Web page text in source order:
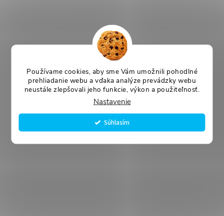
Používame cookies, aby sme Vám umožnili pohodlné
prehliadanie webu a vďaka analýze prevádzky webu
neustále zlepšovali jeho funkcie, výkon a použiteľnosť.
Nastavenie
Súhlasím